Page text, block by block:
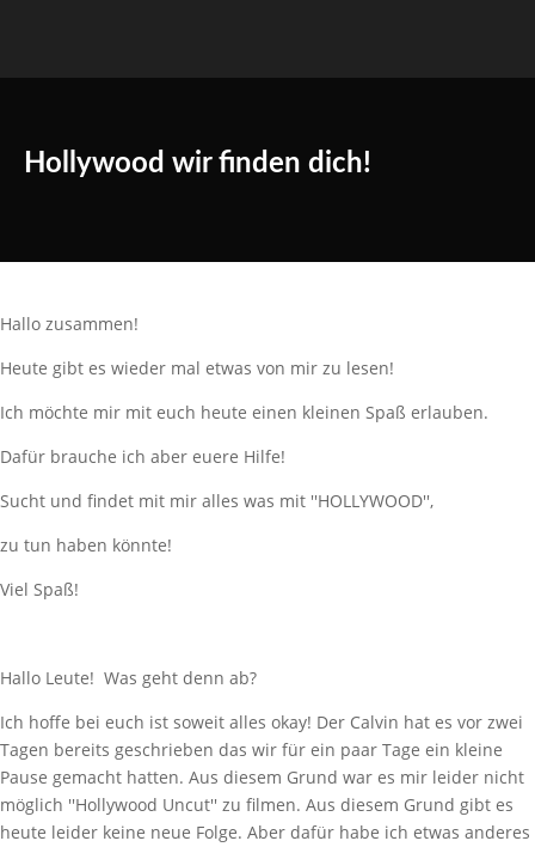
Hollywood wir finden dich!
Hallo zusammen!
Heute gibt es wieder mal etwas von mir zu lesen!
Ich möchte mir mit euch heute einen kleinen Spaß erlauben.
Dafür brauche ich aber euere Hilfe!
Sucht und findet mit mir alles was mit ''HOLLYWOOD'',
zu tun haben könnte!
Viel Spaß!
Hallo Leute! Was geht denn ab?
Ich hoffe bei euch ist soweit alles okay! Der Calvin hat es vor zwei
Tagen bereits geschrieben das wir für ein paar Tage ein kleine
Pause gemacht hatten. Aus diesem Grund war es mir leider nicht
möglich ''Hollywood Uncut'' zu filmen. Aus diesem Grund gibt es
heute leider keine neue Folge. Aber dafür habe ich etwas anderes